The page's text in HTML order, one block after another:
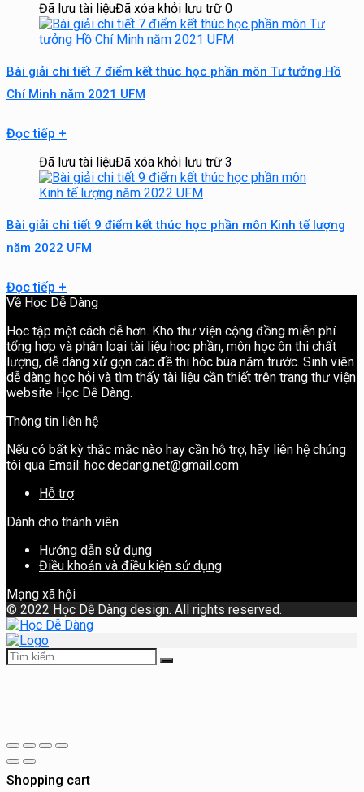
Đã lưu tài liệuĐã xóa khỏi lưu trữ 0
Bài giải chi tiết 7 điểm kết thúc học phần môn Tư tưởng Hồ
Chí Minh năm 2021 UFM
Đọc tiếp +
Đã lưu tài liệuĐã xóa khỏi lưu trữ 3
Bài giải chi tiết 9 điểm kết thúc học phần môn Kinh tế lượng
năm 2022 UFM
Đọc tiếp +
Về Học Dễ Dàng
Học tập một cách dễ hơn. Kho thư viện cộng đồng miễn phí
tổng hợp và phân loại tài liệu học phần, môn học ôn thi chất
lượng, dễ dàng xử gọn các đề thi hóc búa năm trước. Sinh viên
dễ dàng học hỏi và tìm thấy tài liệu cần thiết trên trang thư viện
website Học Dễ Dàng.
Thông tin liên hệ
Nếu có bất kỳ thắc mắc nào hay cần hỗ trợ, hãy liên hệ chúng
tôi qua Email: hoc.dedang.net@gmail.com
Hỗ trợ
Dành cho thành viên
Hướng dẫn sử dụng
Điều khoản và điều kiện sử dụng
Mạng xã hội
© 2022 Học Dễ Dàng design. All rights reserved.
Shopping cart